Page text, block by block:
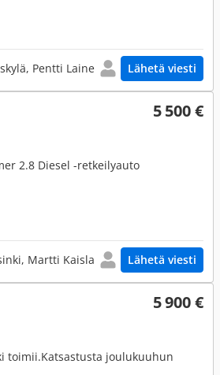
Pentti Laine Lähetä viesti
5 500 €
2.8 Diesel -retkeilyauto
Martti Kaisla Lähetä viesti
5 900 €
toimii.Katsastusta joulukuuhun